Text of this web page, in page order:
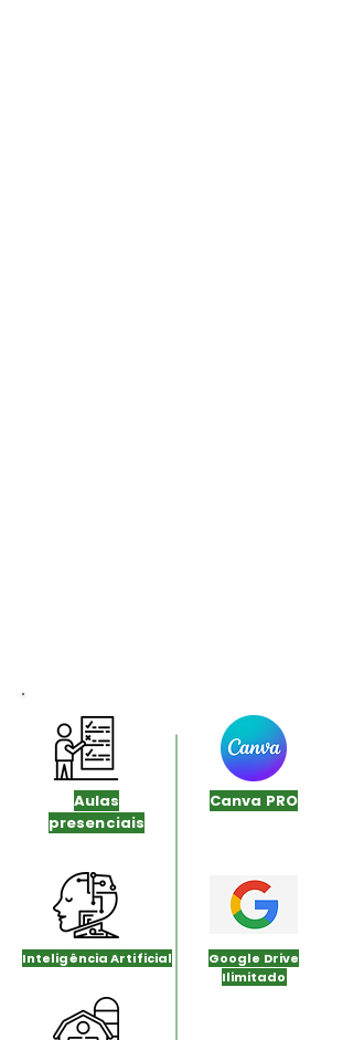
Aulas
presenciais
Canva PRO
Inteligência Artificial
Google Drive
Ilimitado